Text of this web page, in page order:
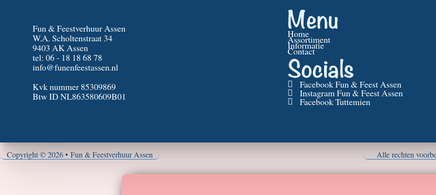
Fun & Feestverhuur Assen
W.A. Scholtenstraat 34
9403 AK Assen
tel: 06 - 18 18 68 78
info@funenfeestassen.nl
Kvk nummer 85309869
Btw ID NL863580609B01
Menu
Home
Assortiment
Informatie
Contact
Socials
Facebook Fun & Feest Assen
Instagram Fun & Feest Assen
Facebook Tuttemien
Copyright © 2026 • Fun & Feestverhuur Assen Alle rechten